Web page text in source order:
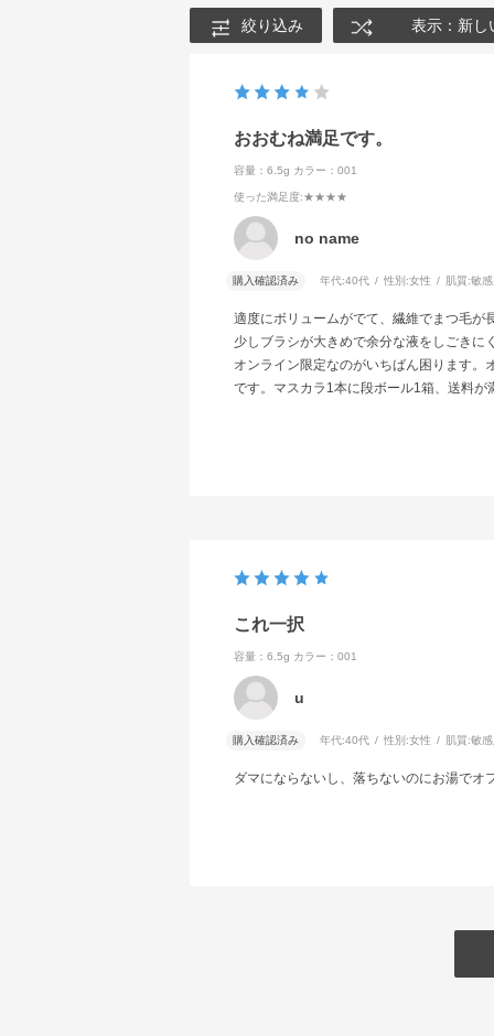
絞り込み 表示：新し
おおむね満足です。
容量：6.5g カラー：001
使った満足度:★★★★
no name
購入確認済み 年代:40代 性別:女性 肌質:敏
適度にボリュームがでて、繊維でまつ毛が
少しブラシが大きめで余分な液をしごき
オンライン限定なのがいちばん困ります
です。マスカラ1本に段ボール1箱、送料
これ一択
容量：6.5g カラー：001
u
購入確認済み 年代:40代 性別:女性 肌質:敏
ダマにならないし、落ちないのにお湯でオ